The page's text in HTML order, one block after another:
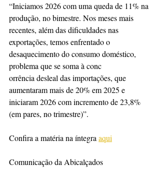
“Iniciamos 2026 com uma queda de 11% na
produção, no bimestre. Nos meses mais
recentes, além das dificuldades nas
exportações, temos enfrentado o
desaquecimento do consumo doméstico,
problema que se soma à conc
orrência desleal das importações, que
aumentaram mais de 20% em 2025 e
iniciaram 2026 com incremento de 23,8%
(em pares, no trimestre)”.
Confira a matéria na íntegra aqui
Comunicação da Abicalçados